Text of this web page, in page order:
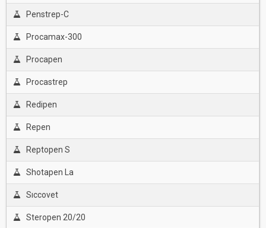
Penstrep-C
Procamax-300
Procapen
Procastrep
Redipen
Repen
Reptopen S
Shotapen La
Sıccovet
Steropen 20/20